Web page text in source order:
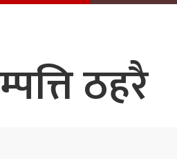
ठहरै